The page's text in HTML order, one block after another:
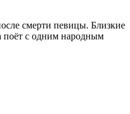
смерти певицы. Близкие
поёт с одним народным